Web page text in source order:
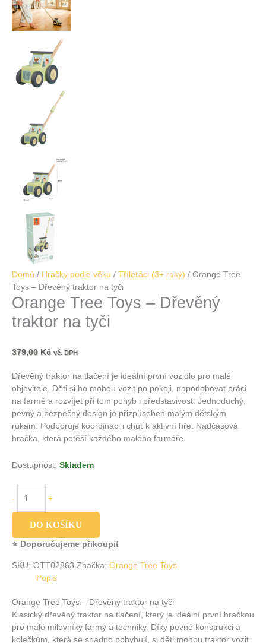
Domů / Hračky podle věku / Tříleťáci (3+ roky) / Orange Tree
Toys – Dřevěný traktor na tyči
Orange Tree Toys – Dřevěný
traktor na tyči
379,00 Kč vč. DPH
Dřevěný traktor na tlačení je ideální první vozidlo pro malé
objevitele. Děti si ho mohou vozit po pokoji, napodobovat práci
na farmě a rozvíjet při tom pohyb i představivost. Jednoduchý,
pevný a bezpečný design je přizpůsoben malým dětským
rukám. Podporuje koordinaci i chuť k aktivní hře. Nadčasová
hračka, která potěší každého malého farmáře.
Dostupnost: Skladem
- +
DO KOŠÍKU
⭐ Doporučujeme přikoupit
SKU: OTT02863 Značka: Orange Tree Toys
Popis
Orange Tree Toys – Dřevěný traktor na tyči
Klasický dřevěný traktor na tlačení, který je ideální první hračkou
pro malé milovníky farmy a techniky. Díky pevné konstrukci a
kolečkům, která se snadno pohybují, si děti mohou traktor vozit